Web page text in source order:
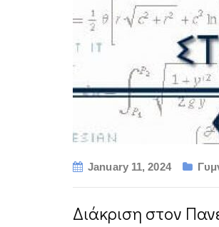
January 11, 2024
Διάκριση στον